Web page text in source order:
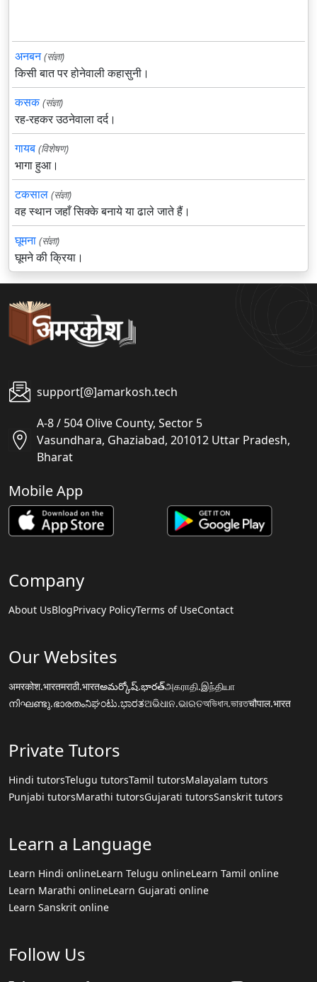
अनबन (संज्ञा)
किसी बात पर होनेवाली कहासुनी।
कसक (संज्ञा)
रह-रहकर उठनेवाला दर्द।
गायब (विशेषण)
भागा हुआ।
टकसाल (संज्ञा)
वह स्थान जहाँ सिक्के बनाये या ढाले जाते हैं।
घूमना (संज्ञा)
घूमने की क्रिया।
support[@]amarkosh.tech
A-8 / 504 Olive County, Sector 5
Vasundhara, Ghaziabad, 201012 Uttar Pradesh,
Bharat
Mobile App
Company
About UsBlogPrivacy PolicyTerms of UseContact
Our Websites
अमरकोश.भारतमराठी.भारतఅమర్కోష్.భారత్அகராதி.இந்தியா
നിഘണ്ടു.ഭാരതംನಿಘಂಟು.ಭಾರತଅଭିଧାନ.ଭାରତঅভিধান.ভারতचौपाल.भारत
Private Tutors
Hindi tutorsTelugu tutorsTamil tutorsMalayalam tutors
Punjabi tutorsMarathi tutorsGujarati tutorsSanskrit tutors
Learn a Language
Learn Hindi onlineLearn Telugu onlineLearn Tamil online
Learn Marathi onlineLearn Gujarati online
Learn Sanskrit online
Follow Us